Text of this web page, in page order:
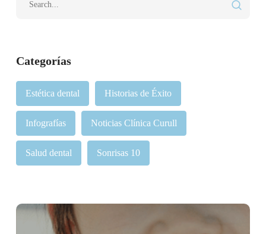
Categorías
Estética dental Historias de Éxito
Infografías Noticias Clínica Curull
Salud dental Sonrisas 10